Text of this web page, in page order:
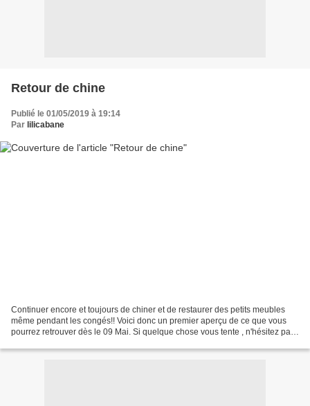
Retour de chine
Publié le 01/05/2019 à 19:14
Par lilicabane
Continuer encore et toujours de chiner et de restaurer des petits meubles
même pendant les congés!! Voici donc un premier aperçu de ce que vous
pourrez retrouver dès le 09 Mai. Si quelque chose vous tente , n'hésitez pas